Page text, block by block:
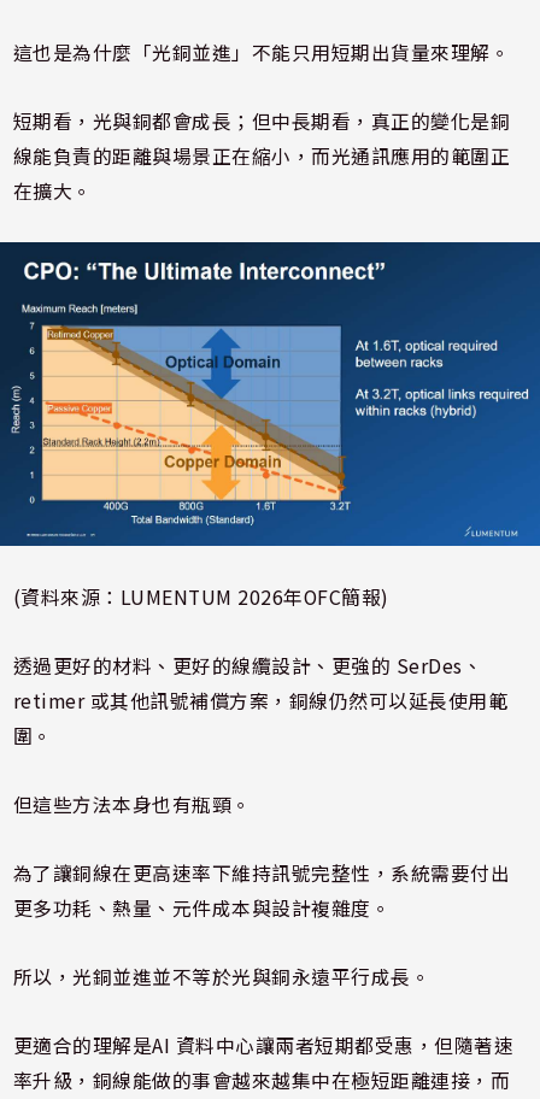
這也是為什麼「光銅並進」不能只用短期出貨量來理解。
短期看，光與銅都會成長；但中長期看，真正的變化是銅
線能負責的距離與場景正在縮小，而光通訊應用的範圍正
在擴大。
(資料來源：LUMENTUM 2026年OFC簡報)
透過更好的材料、更好的線纜設計、更強的 SerDes、
retimer 或其他訊號補償方案，銅線仍然可以延長使用範
圍。
但這些方法本身也有瓶頸。
為了讓銅線在更高速率下維持訊號完整性，系統需要付出
更多功耗、熱量、元件成本與設計複雜度。
所以，光銅並進並不等於光與銅永遠平行成長。
更適合的理解是AI 資料中心讓兩者短期都受惠，但隨著速
率升級，銅線能做的事會越來越集中在極短距離連接，而